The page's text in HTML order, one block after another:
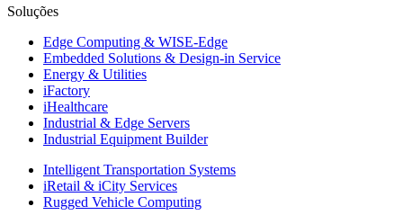
Soluções
Edge Computing & WISE-Edge
Embedded Solutions & Design-in Service
Energy & Utilities
iFactory
iHealthcare
Industrial & Edge Servers
Industrial Equipment Builder
Intelligent Transportation Systems
iRetail & iCity Services
Rugged Vehicle Computing